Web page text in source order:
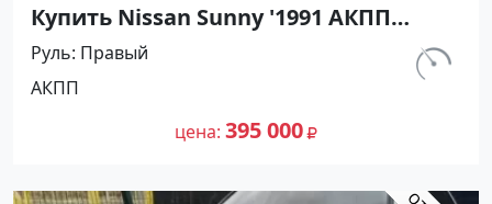
Купить Nissan Sunny '1991 АКПП
(1400/75 л.с.) Бензин инжектор
Кореновск цвет Серый Седан по
цене 395000 рублей, объявление
№27500 на сайте Авторынок23
км.
Руль Правый
АКПП
цена 395 000